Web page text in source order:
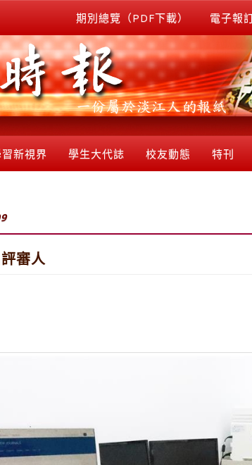
期別總覽（PDF下載） 電子報
新視界 學生大代誌 校友動態 特刊
審人